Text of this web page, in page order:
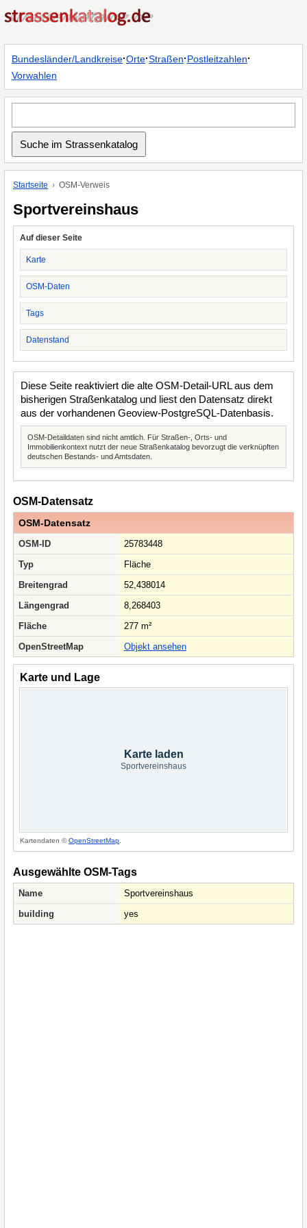
Bundesländer/Landkreise·Orte·Straßen·Postleitzahlen·
Vorwahlen
Startseite OSM-Verweis
Sportvereinshaus
Auf dieser Seite
Karte
OSM-Daten
Tags
Datenstand
Diese Seite reaktiviert die alte OSM-Detail-URL aus dem
bisherigen Straßenkatalog und liest den Datensatz direkt
aus der vorhandenen Geoview-PostgreSQL-Datenbasis.
OSM-Detaildaten sind nicht amtlich. Für Straßen-, Orts- und
Immobilienkontext nutzt der neue Straßenkatalog bevorzugt die verknüpften
deutschen Bestands- und Amtsdaten.
OSM-Datensatz
OSM-Datensatz
OSM-ID
25783448
Typ
Fläche
Breitengrad
52,438014
Längengrad
8,268403
Fläche
277 m²
OpenStreetMap
Objekt ansehen
Karte und Lage
Karte laden
Sportvereinshaus
Kartendaten ©OpenStreetMap
Ausgewählte OSM-Tags
Name
Sportvereinshaus
building
yes